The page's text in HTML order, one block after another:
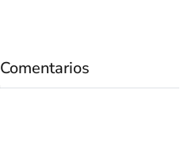
Comentarios